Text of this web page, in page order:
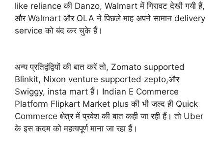
like reliance की Danzo, Walmart में गिरावट देखी गयी हैं,
और Walmart और OLA ने पिछले माह अपने सामान delivery
service को बंद कर चुके हैं।
अन्य प्रतिद्वंद्वियों की बात करें तो, Zomato supported
Blinkit, Nixon venture supported zepto,और
Swiggy, insta mart हैं। Indian E Commerce
Platform Flipkart Market plus की भी जल्द ही Quick
Commerce क्षेत्र में प्रवेश की बात कही जा रही हैं। तो Uber
के इस कदम को महत्वपूर्ण माना जा रहा हैं।